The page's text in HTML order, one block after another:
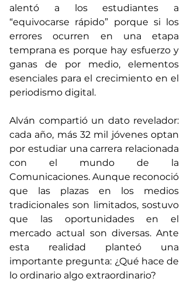
alentó a los estudiantes a
“equivocarse rápido” porque si los
errores ocurren en una etapa
temprana es porque hay esfuerzo y
ganas de por medio, elementos
esenciales para el crecimiento en el
periodismo digital.
Alván compartió un dato revelador:
cada año, más 32 mil jóvenes optan
por estudiar una carrera relacionada
con el mundo de la
Comunicaciones. Aunque reconoció
que las plazas en los medios
tradicionales son limitados, sostuvo
que las oportunidades en el
mercado actual son diversas. Ante
esta realidad planteó una
importante pregunta: ¿Qué hace de
lo ordinario algo extraordinario?